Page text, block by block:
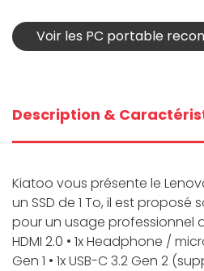
Voir les PC portable
Description &
Kiatoo vous présente le
un SSD de 1 To, il est
pour un usage professionnel
HDMI 2.0 • 1x Headphone /
Gen 1 • 1x USB-C 3.2 Gen 2